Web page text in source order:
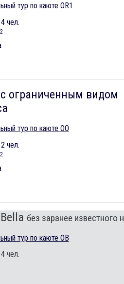
тур по каюте OR1
чел.
2
ограниченным видом
тур по каюте OO
чел.
2
без заранее известного
тур по каюте OB
чел.